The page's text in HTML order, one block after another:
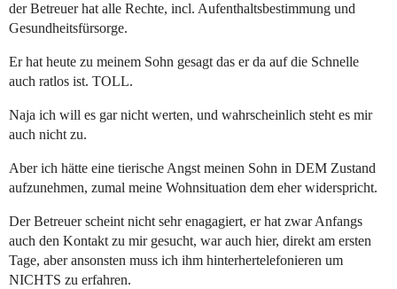
der Betreuer hat alle Rechte, incl. Aufenthaltsbestimmung und
Gesundheitsfürsorge.
Er hat heute zu meinem Sohn gesagt das er da auf die Schnelle
auch ratlos ist. TOLL.
Naja ich will es gar nicht werten, und wahrscheinlich steht es mir
auch nicht zu.
Aber ich hätte eine tierische Angst meinen Sohn in DEM Zustand
aufzunehmen, zumal meine Wohnsituation dem eher widerspricht.
Der Betreuer scheint nicht sehr enagagiert, er hat zwar Anfangs
auch den Kontakt zu mir gesucht, war auch hier, direkt am ersten
Tage, aber ansonsten muss ich ihm hinterhertelefonieren um
NICHTS zu erfahren.